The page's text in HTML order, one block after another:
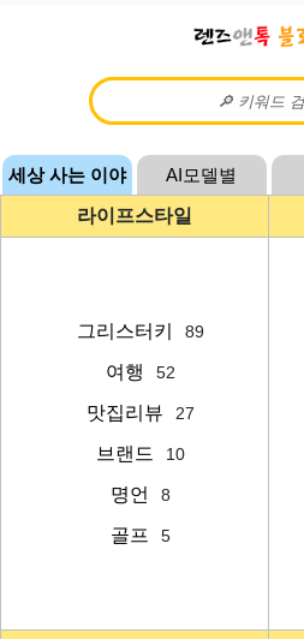
세상 사는 이야
AI모델별
라이프스타일
그리스터키 89
여행 52
맛집리뷰 27
브랜드 10
명언 8
골프 5